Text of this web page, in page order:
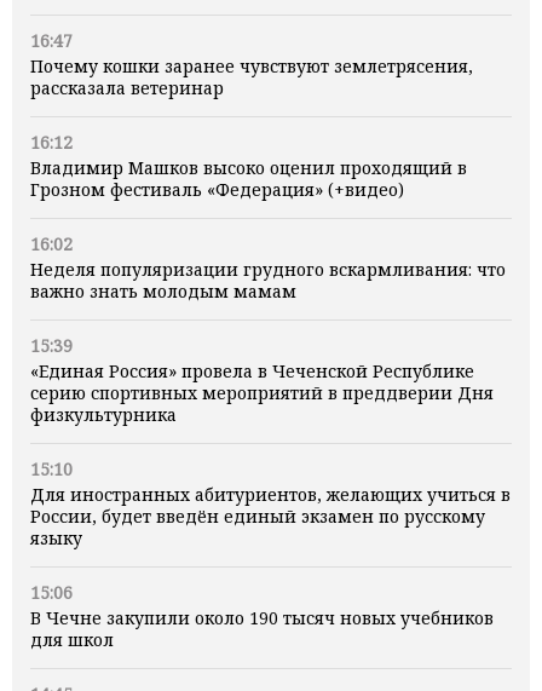
16:47
Почему кошки заранее чувствуют землетрясения,
рассказала ветеринар
16:12
Владимир Машков высоко оценил проходящий в
Грозном фестиваль «Федерация» (+видео)
16:02
Неделя популяризации грудного вскармливания: что
важно знать молодым мамам
15:39
«Единая Россия» провела в Чеченской Республике
серию спортивных мероприятий в преддверии Дня
физкультурника
15:10
Для иностранных абитуриентов, желающих учиться в
России, будет введён единый экзамен по русскому
языку
15:06
В Чечне закупили около 190 тысяч новых учебников
для школ